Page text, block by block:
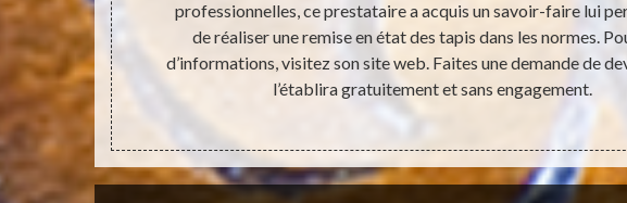
de
de lui
devis sera
professionnelles, ce prestataire a acquis un savoir-faire lui
de réaliser une remise en état des tapis dans les normes.
d’informations, visitez son site web. Faites une demande de
l’établira gratuitement et sans engagement.